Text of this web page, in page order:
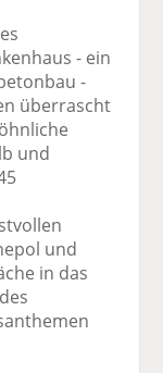
- ein
-
überrascht
und
und
in das